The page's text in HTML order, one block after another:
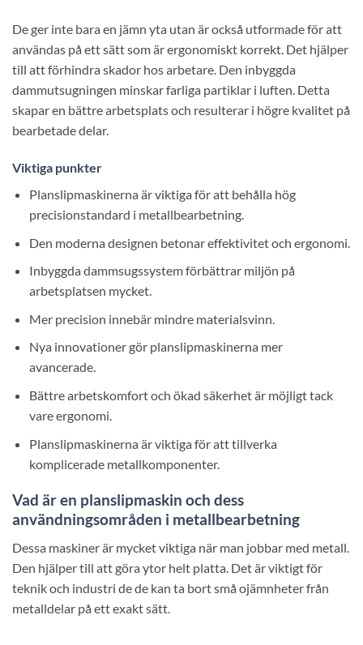
De ger inte bara en jämn yta utan är också utformade för att
användas på ett sätt som är ergonomiskt korrekt. Det hjälper
till att förhindra skador hos arbetare. Den inbyggda
dammutsugningen minskar farliga partiklar i luften. Detta
skapar en bättre arbetsplats och resulterar i högre kvalitet på
bearbetade delar.
Viktiga punkter
Planslipmaskinerna är viktiga för att behålla hög
precisionstandard i metallbearbetning.
Den moderna designen betonar effektivitet och ergonomi.
Inbyggda dammsugssystem förbättrar miljön på
arbetsplatsen mycket.
Mer precision innebär mindre materialsvinn.
Nya innovationer gör planslipmaskinerna mer
avancerade.
Bättre arbetskomfort och ökad säkerhet är möjligt tack
vare ergonomi.
Planslipmaskinerna är viktiga för att tillverka
komplicerade metallkomponenter.
Vad är en planslipmaskin och dess
användningsområden i metallbearbetning
Dessa maskiner är mycket viktiga när man jobbar med metall.
Den hjälper till att göra ytor helt platta. Det är viktigt för
teknik och industri de de kan ta bort små ojämnheter från
metalldelar på ett exakt sätt.